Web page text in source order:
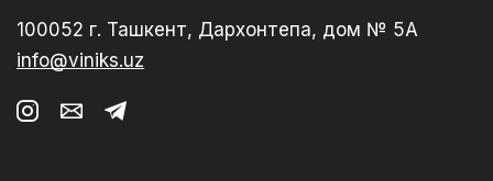
100052 г. Ташкент, Дархонтепа, дом № 5А
info@viniks.uz